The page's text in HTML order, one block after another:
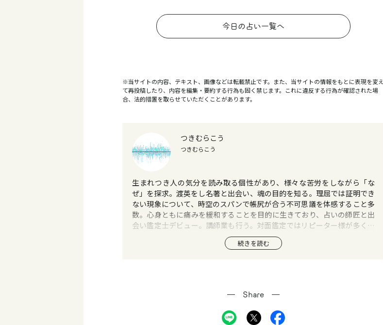
今日の占い一覧へ
※当サイトの内容、テキスト、画像などは転載禁止です。また、当サイトの情報をもとに表現を変え
て再投稿したり、内容を編集・要約する行為も固く禁じます。これに違反する行為が確認された場
合、法的措置を取らせていただくことがあります。
つきむらこう
つきむらこう
生まれつき人の気分を読み取る個性があり、様々な苦労をしながら「な
ぜ」を探求。渡英をし名著と出会い、魂の目的を知る。理屈では証明でき
ない現象について、時空のスパンで帳尻が合う不可思議を体感すること多
数。心身ともに痛みを緩和することを目的に生きており、占いの師匠と出
会い鑑定士デビュー。講師業も行う。対面鑑定ではリピーター様が多く、
1万人以上を鑑定。占術は西洋占星術、タロット。
続きを読む
Share